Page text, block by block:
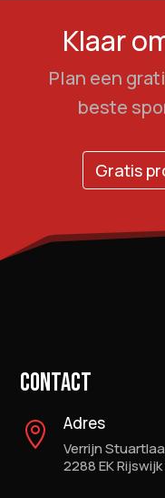
Klaar
Plan een
beste
Gratis
CONTACT
 Adres
Verrijn
2288 EK Rijswijk